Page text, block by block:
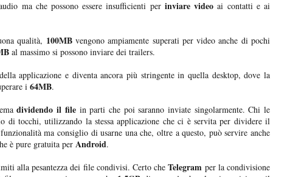
ma che possono essere insufficienti per inviare video ai contatti e ai
qualità, 100MBvengono ampiamente superati per video anche di pochi
al massimo si possono inviare dei trailers.
applicazione e diventa ancora più stringente in quella desktop, dove la
i 64MB.
dividendo il filein parti che poi saranno inviate singolarmente. Chi le
di tocchi, utilizzando la stessa applicazione che ci è servita per dividere il
ma consiglio di usarne una che, oltre a questo, può servire anche
è pure gratuita per Android.
alla pesantezza dei file condivisi. Certo cheTelegram per la condivisione